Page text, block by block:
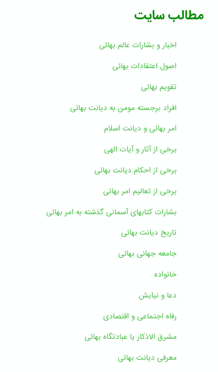
مطالب سایت
اخبار و بشارات عالم بهائى
اصول اعتقادات بهائی
تقویم بهائی
افراد برجسته مومن به دیانت بهائی
امر بهائی و دیانت اسلام
برخی از آثار و آیات الهی
برخی از احکام دیانت بهائی
برخی از تعالیم امر بهائی
بشارات کتابهای آسمانی گذشته به امر بهائی
تاریخ دیانت بهائی
جامعه جهانی بهائی
خانواده
دعا و نیایش
رفاه اجتماعی و اقتصادی
مشرق الاذکار یا عبادتگاه بهائی
معرفی دیانت بهائی